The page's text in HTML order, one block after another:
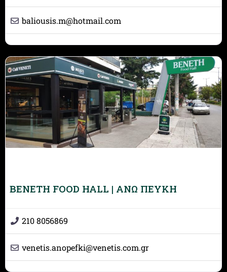
baliousis.m@hotmail.com
BENETH FOOD HALL | ΑΝΩ ΠΕΥΚΗ
210 8056869
venetis.anopefki@venetis.com.gr